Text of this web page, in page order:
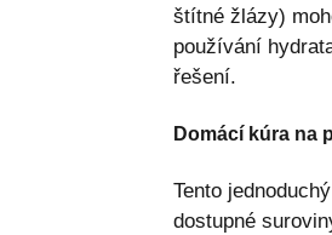
štítné žlázy)
používání
řešení.
Domácí kúra na
Tento
dostupné